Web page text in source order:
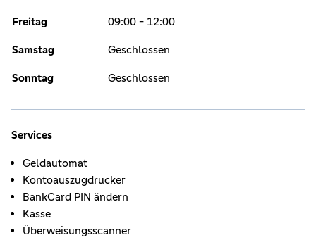
Freitag 09:00 - 12:00
Samstag Geschlossen
Sonntag Geschlossen
Services
Geldautomat
Kontoauszugdrucker
BankCard PIN ändern
Kasse
Überweisungsscanner